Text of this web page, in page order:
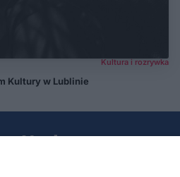
Kultura i rozrywka
Kultury w Lublinie